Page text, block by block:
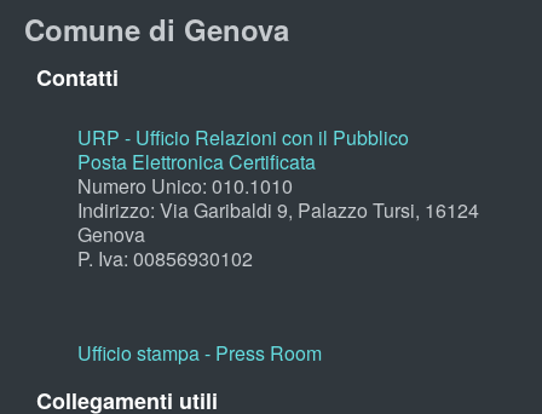
Comune di Genova
Contatti
URP - Ufficio Relazioni con il Pubblico
Posta Elettronica Certificata
Numero Unico: 010.1010
Indirizzo: Via Garibaldi 9, Palazzo Tursi, 16124
Genova
P. Iva: 00856930102
Ufficio stampa - Press Room
Collegamenti utili